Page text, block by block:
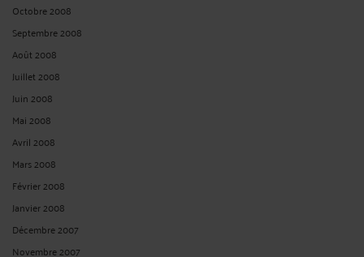
Octobre 2008
Septembre 2008
Août 2008
Juillet 2008
Juin 2008
Mai 2008
Avril 2008
Mars 2008
Février 2008
Janvier 2008
Décembre 2007
Novembre 2007